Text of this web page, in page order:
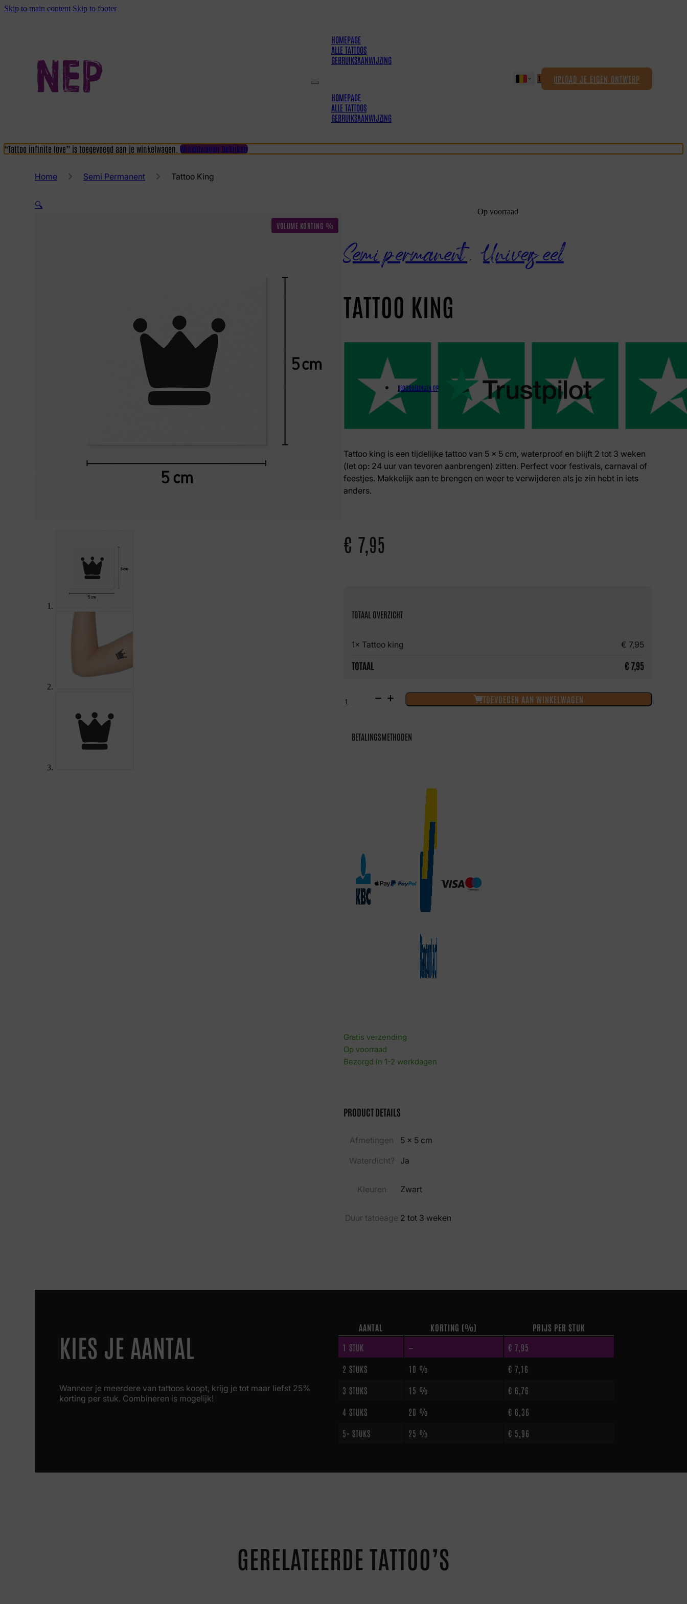
Skip to main content Skip to footer
HOMEPAGE
ALLE TATTOOS
GEBRUIKSAANWIJZING
HOMEPAGE
ALLE TATTOOS
GEBRUIKSAANWIJZING
1 UPLOAD JE EIGEN ONTWERP
“Tattoo infinite love” is toegevoegd aan je winkelwagen. Winkelwagen bekijken
Home Semi Permanent Tattoo King
🔍
Op voorraad
Semi permanent,Universeel
TATTOO KING
BEOORDELINGEN OP
Tattoo king is een tijdelijke tattoo van 5 x 5 cm, waterproof en blijft 2 tot 3 weken
(let op: 24 uur van tevoren aanbrengen) zitten. Perfect voor festivals, carnaval of
feestjes. Makkelijk aan te brengen en weer te verwijderen als je zin hebt in iets
anders.
€ 7,95
TOTAAL OVERZICHT
1× Tattoo king € 7,95
TOTAAL € 7,95
king
TOEVOEGEN AAN WINKELWAGEN
BETALINGSMETHODEN
Gratis verzending
Op voorraad
Bezorgd in 1-2 werkdagen
PRODUCT DETAILS
Afmetingen
5 × 5 cm
Waterdicht?
Ja
Kleuren Zwart
Duur tatoeage 2 tot 3 weken
KIES JE AANTAL
Wanneer je meerdere van tattoos koopt, krijg je tot maar liefst 25%
korting per stuk. Combineren is mogelijk!
AANTAL KORTING (%)
PRIJS PER STUK
1 STUK — € 7,95
2 STUKS 10 % € 7,16
3 STUKS 15 % € 6,76
4 STUKS 20 % € 6,36
5+ STUKS 25 % € 5,96
GERELATEERDE TATTOO’S